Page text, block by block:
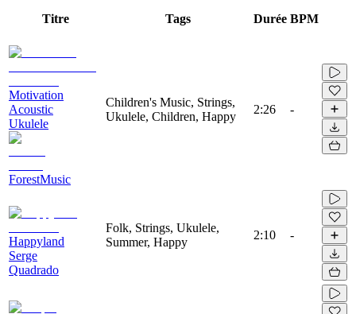
Titre Tags Durée BPM
Motivation
Acoustic
Ukulele
ForestMusic
Children's Music, Strings,
Ukulele, Children, Happy
2:26 -
Happyland
Serge
Quadrado
Folk, Strings, Ukulele,
Summer, Happy
2:10 -